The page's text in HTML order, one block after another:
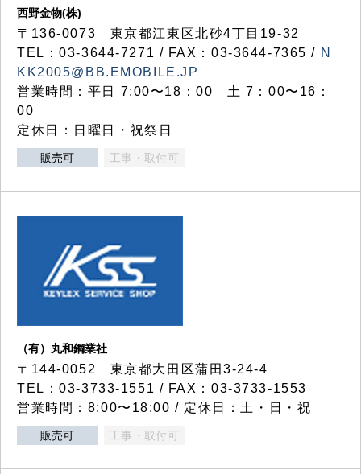
西野金物(株)
〒136-0073 東京都江東区北砂4丁目19-32
TEL：03‐3644‐7271 / FAX：03-3644-7365 / N
KK2005@BB.EMOBILE.JP
営業時間：平日 7:00〜18：00 土 7：00〜16：
00
定休日：日曜日・祝祭日
販売可 工事・取付可
（有）丸和鋼業社
〒144-0052 東京都大田区蒲田3-24-4
TEL：03-3733-1551 / FAX：03-3733-1553
営業時間：8:00〜18:00 / 定休日：土・日・祝
販売可 工事・取付可